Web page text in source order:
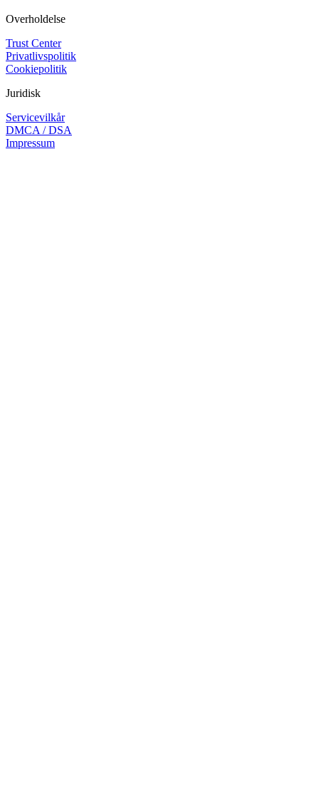
Overholdelse
Trust Center
Privatlivspolitik
Cookiepolitik
Juridisk
Servicevilkår
DMCA / DSA
Impressum